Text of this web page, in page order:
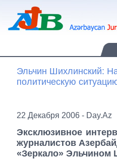
Эльчин Шихлинский:
политическую
22 Декабря 2006 - Day.Az
Эксклюзивное
журналистов
«Зеркало» Эльчином